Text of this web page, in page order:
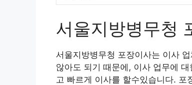
서울지방병무청
서울지방병무청 포장이사는 이사
않아도 되기 때문에, 이사 업무에
고 빠르게 이사를 할수있습니다.